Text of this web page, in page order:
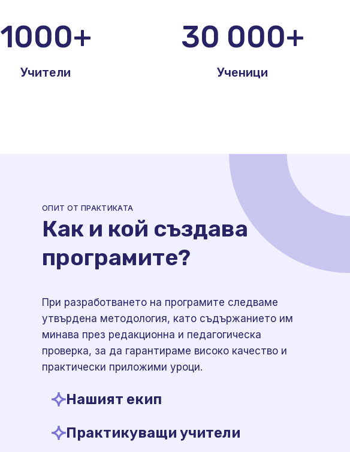
1000+
Учители
30 000+
Ученици
ОПИТ ОТ ПРАКТИКАТА
Как и кой създава
програмите?
При разработването на програмите следваме
утвърдена методология, като съдържанието им
минава през редакционна и педагогическа
проверка, за да гарантираме високо качество и
практически приложими уроци.
Нашият екип
Практикуващи учители